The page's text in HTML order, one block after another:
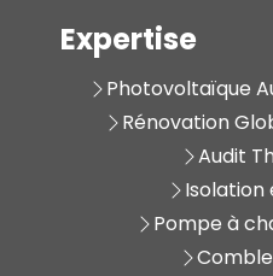
Expertise
Photovoltaïque
Rénovation
Audit
Isolation
Pompe à